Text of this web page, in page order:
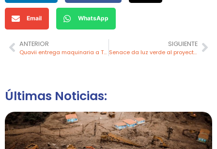
Email WhatsApp
ANTERIOR
Quavii entrega maquinaria a Talara para mejorar la gestión de residuos
SIGUIENTE
Senace da luz verde al proyecto de expansión de Minera Las Bambas
Últimas Noticias: